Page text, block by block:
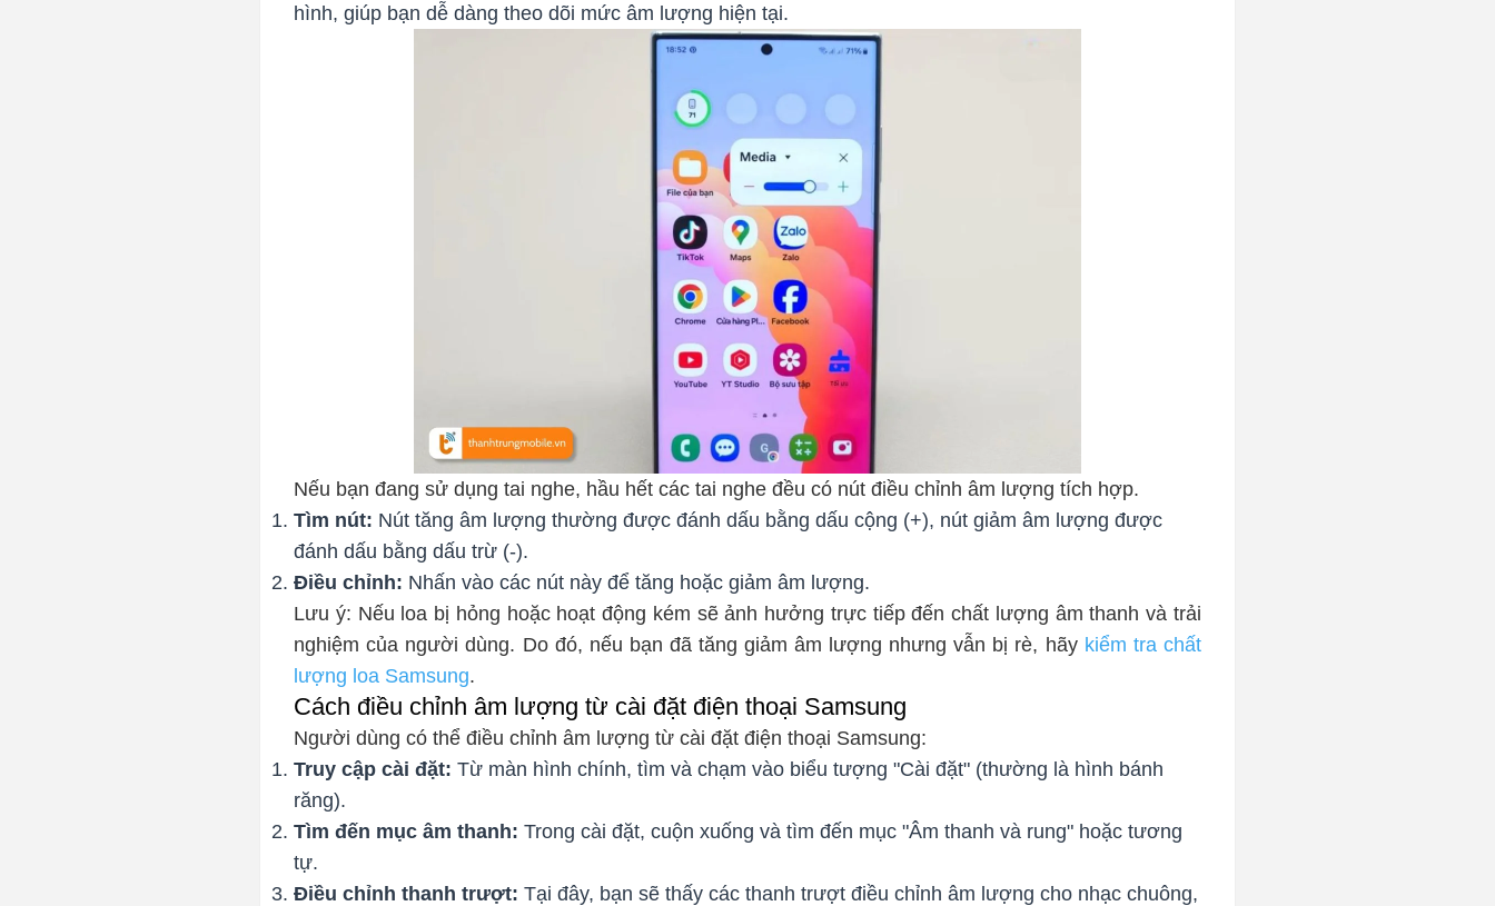
hình, giúp bạn dễ dàng theo dõi mức âm lượng hiện tại.
Nếu bạn đang sử dụng tai nghe, hầu hết các tai nghe đều có nút điều chỉnh âm lượng tích hợp.
Tìm nút: Nút tăng âm lượng thường được đánh dấu bằng dấu cộng (+), nút giảm âm lượng được
đánh dấu bằng dấu trừ (-).
Điều chỉnh: Nhấn vào các nút này để tăng hoặc giảm âm lượng.
Lưu ý: Nếu loa bị hỏng hoặc hoạt động kém sẽ ảnh hưởng trực tiếp đến chất lượng âm thanh và trải
nghiệm của người dùng. Do đó, nếu bạn đã tăng giảm âm lượng nhưng vẫn bị rè, hãy kiểm tra chất
lượng loa Samsung.
Cách điều chỉnh âm lượng từ cài đặt điện thoại Samsung
Người dùng có thể điều chỉnh âm lượng từ cài đặt điện thoại Samsung:
Truy cập cài đặt: Từ màn hình chính, tìm và chạm vào biểu tượng "Cài đặt" (thường là hình bánh
răng).
Tìm đến mục âm thanh: Trong cài đặt, cuộn xuống và tìm đến mục "Âm thanh và rung" hoặc tương
tự.
Điều chỉnh thanh trượt: Tại đây, bạn sẽ thấy các thanh trượt điều chỉnh âm lượng cho nhạc chuông,